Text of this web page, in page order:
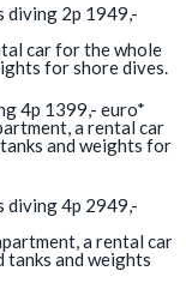
diving 2p 1949,-
car for the whole
for shore dives.
4p 1399,- euro*
a rental car
and weights for
diving 4p 2949,-
a rental car
tanks and weights